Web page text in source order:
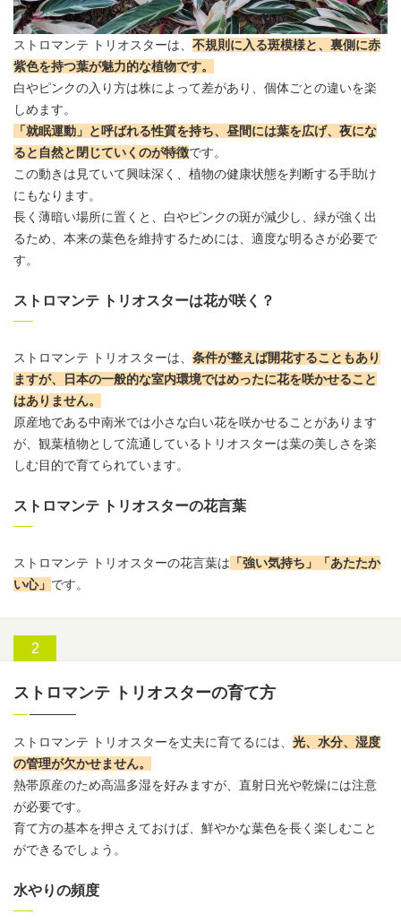
ストロマンテ トリオスターは、 不規則に入る斑模様と、裏側に赤
紫色を持つ葉が魅力的な植物です。
白やピンクの入り方は株によって差があり、個体ごとの違いを楽
しめます。
「就眠運動」と呼ばれる性質を持ち、昼間には葉を広げ、夜にな
ると自然と閉じていくのが特徴です。
この動きは見ていて興味深く、植物の健康状態を判断する手助け
にもなります。
長く薄暗い場所に置くと、白やピンクの斑が減少し、緑が強く出
るため、本来の葉色を維持するためには、適度な明るさが必要で
す。
ストロマンテ トリオスターは花が咲く？
ストロマンテ トリオスターは、 条件が整えば開花することもあり
ますが、日本の一般的な室内環境ではめったに花を咲かせること
はありません。
原産地である中南米では小さな白い花を咲かせることがあります
が、 観葉植物として流通しているトリオスターは葉の美しさを楽
しむ目的で育てられています。
ストロマンテ トリオスターの花言葉
ストロマンテ トリオスターの花言葉は 「強い気持ち」「あたたか
い心」 です。
ストロマンテ トリオスターの育て方
ストロマンテ トリオスターを丈夫に育てるには、 光、水分、湿度
の管理が欠かせません。
熱帯原産のため高温多湿を好みますが、直射日光や乾燥には注意
が必要です。
育て方の基本を押さえておけば、鮮やかな葉色を長く楽しむこと
ができるでしょう。
水やりの頻度